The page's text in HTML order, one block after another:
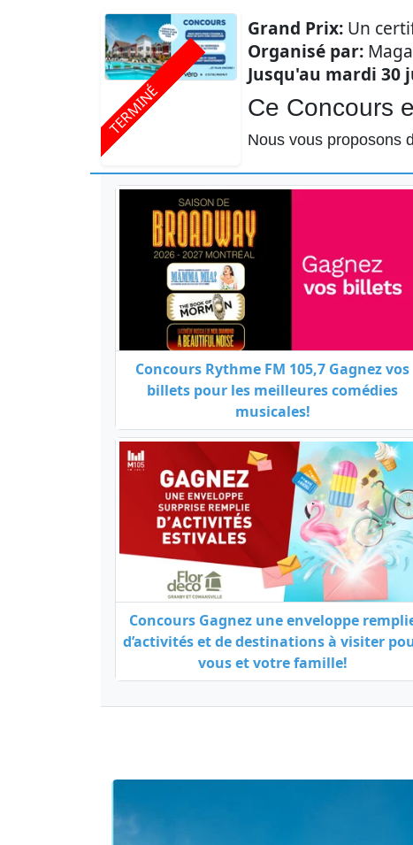
TERMINÉ
Grand Prix: Un
Organisé par:
Jusqu'au mardi 30
Ce Concours
Nous vous proposons
Concours Rythme FM 105,7 Gagnez vos
billets pour les meilleures comédies
musicales!
Concours Gagnez une enveloppe
d’activités et de destinations à visiter
vous et votre famille!